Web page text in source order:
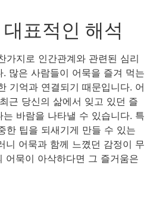
표적인 해석
가지로 인간관계와 관련된 심리
많은 사람들이 어묵을 즐겨 먹는
기억과 연결되기 때문입니다. 어
근 당신의 삶에서 잊고 있던 즐
바람을 나타낼 수 있습니다. 특
한 팁을 되새기게 만들 수 있는
니 어묵과 함께 느꼈던 감정이 무
어묵이 아삭하다면 그 즐거움은